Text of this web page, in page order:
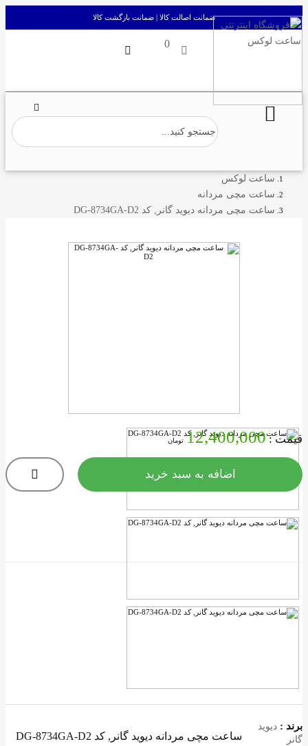
ضمانت اصالت کالا | ضمانت بازگشت کالا
ساعت لوکس
ساعت مچی مردانه
ساعت مچی مردانه دیوید گانر, کد DG-8734GA-D2
ساعت مچی مردانه دیوید گانر, کد DG-8734GA-D2
: دیوید
:
12,400,000 تومان
اضافه به سبد خرید